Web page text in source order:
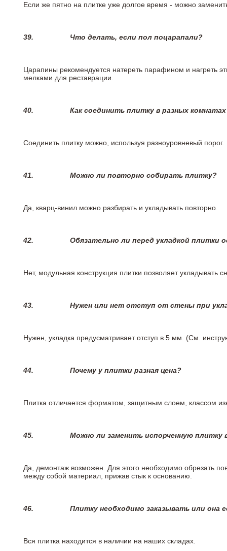
Если же пятно на плитке уже долгое время - можно
39. Что делать, если пол поцарапали?
Царапины рекомендуется натереть парафином и нагреть
мелками для реставрации.
40. Как соединить плитку в разных
Соединить плитку можно, используя разноуровневый порог.
41. Можно ли повторно собирать плитку?
Да, кварц-винил можно разбирать и укладывать повторно.
42. Обязательно ли перед укладкой плитки
Нет, модульная конструкция плитки позволяет
43. Нужен или нет отступ от стены при
Нужен, укладка предусматривает отступ в 5 мм. (См.
44. Почему у плитки разная цена?
Плитка отличается форматом, защитным слоем, классом
45. Можно ли заменить испорченную плитку
Да, демонтаж возможен. Для этого необходимо обрезать
между собой материал, прижав стык к основанию.
46. Плитку необходимо заказывать или она
Вся плитка находится в наличии на наших складах.